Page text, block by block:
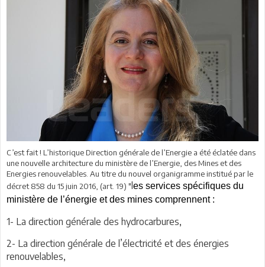
C’est fait ! L’historique Direction générale de l’Energie a été éclatée dans
une nouvelle architecture du ministère de l’Energie, des Mines et des
Energies renouvelables. Au titre du nouvel organigramme institué par le
décret 858 du 15 juin 2016, (art. 19) "les services spécifiques du
ministère de l’énergie et des mines comprennent :
1- La direction générale des hydrocarbures,
2- La direction générale de l’électricité et des énergies
renouvelables,